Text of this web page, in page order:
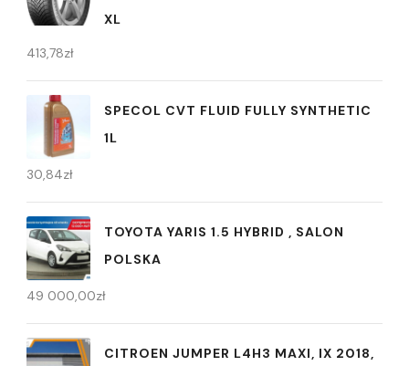
XL
413,78zł
SPECOL CVT FLUID FULLY SYNTHETIC
1L
30,84zł
TOYOTA YARIS 1.5 HYBRID , SALON
POLSKA
49 000,00zł
CITROEN JUMPER L4H3 MAXI, IX 2018,